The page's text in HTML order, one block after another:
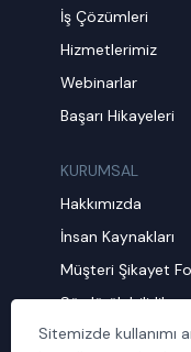
İş Çözümleri
Hizmetlerimiz
Webinarlar
Başarı Hikayeleri
KURUMSAL
Hakkımızda
İnsan Kaynakları
Müşteri Şikayet
Sürdürülebilirlik
Politika ve
Sitemizde kullanımı